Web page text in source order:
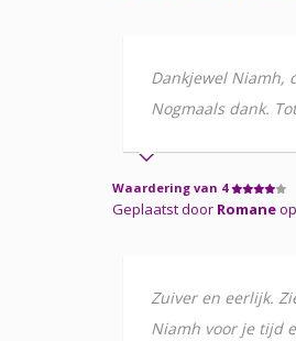
Dankjewel Niamh,
Nogmaals dank.
Waardering van 4
Geplaatst door Romane
Zuiver en eerlijk.
Niamh voor je tijd